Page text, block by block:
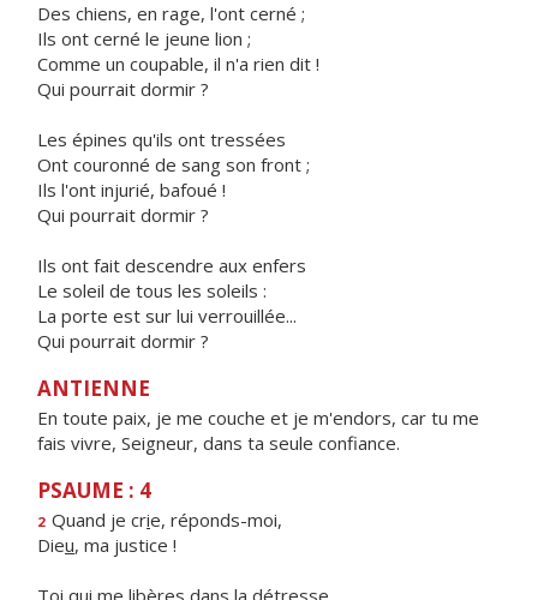
Des chiens, en rage, l'ont cerné ;
Ils ont cerné le jeune lion ;
Comme un coupable, il n'a rien dit !
Qui pourrait dormir ?
Les épines qu'ils ont tressées
Ont couronné de sang son front ;
Ils l'ont injurié, bafoué !
Qui pourrait dormir ?
Ils ont fait descendre aux enfers
Le soleil de tous les soleils :
La porte est sur lui verrouillée...
Qui pourrait dormir ?
ANTIENNE
En toute paix, je me couche et je m'endors, car tu me
fais vivre, Seigneur, dans ta seule confiance.
PSAUME : 4
2 Quand je crie, réponds-moi,
Dieu, ma justice !
Toi qui me libères dans la détresse,